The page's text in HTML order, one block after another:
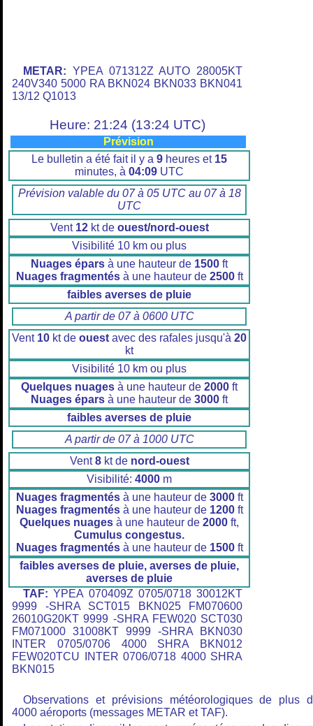
METAR: YPEA 071312Z AUTO 28005KT
240V340 5000 RA BKN024 BKN033 BKN041
13/12 Q1013
Heure: 21:24 (13:24 UTC)
Prévision
Le bulletin a été fait il y a 9 heures et 15
minutes, à 04:09 UTC
Prévision valable du 07 à 05 UTC au 07 à 18
UTC
Vent 12kt de ouest/nord-ouest
Visibilité 10 km ou plus
Nuages épars à une hauteur de 1500 ft
Nuages fragmentésà une hauteur de 2500ft
faibles averses de pluie
A partir de 07 à 0600 UTC
Vent 10 kt de ouest avec des rafales jusqu'à 20
kt
Visibilité 10 km ou plus
Quelques nuages à une hauteur de 2000 ft
Nuages épars à une hauteur de 3000 ft
faibles averses de pluie
A partir de 07 à 1000 UTC
Vent8kt de nord-ouest
Visibilité: 4000 m
Nuages fragmentésà une hauteur de 3000ft
Nuages fragmentésà une hauteur de 1200ft
Quelques nuages à une hauteur de 2000 ft,
Cumulus congestus.
Nuages fragmentésà une hauteur de 1500ft
faibles averses de pluie, averses de pluie,
averses de pluie
TAF: YPEA 070409Z 0705/0718 30012KT
9999 -SHRA SCT015 BKN025 FM070600
26010G20KT 9999 -SHRA FEW020 SCT030
FM071000 31008KT 9999 -SHRA BKN030
INTER 0705/0706 4000 SHRA BKN012
FEW020TCU INTER 0706/0718 4000 SHRA
BKN015
Observations et prévisions météorologiques de plus
4000 aéroports (messages METAR et TAF).